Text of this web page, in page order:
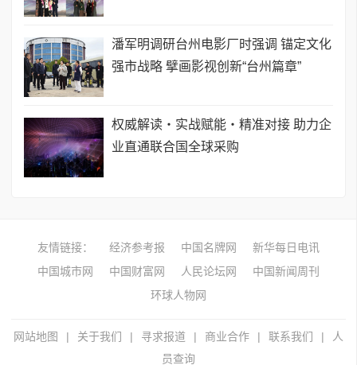
潘军明调研台州电影厂时强调 锚定文化
强市战略 擘画影视创新“台州篇章”
权威解读・实战赋能・精准对接 助力企
业直通联合国全球采购
友情链接： 经济参考报 中国名牌网
新华每日电讯
中国城市网
中国财富网 人民论坛网
中国新闻周刊
环球人物网
网站地图 | 关于我们 | 寻求报道 | 商业合作 | 联系我们 |
人
员查询